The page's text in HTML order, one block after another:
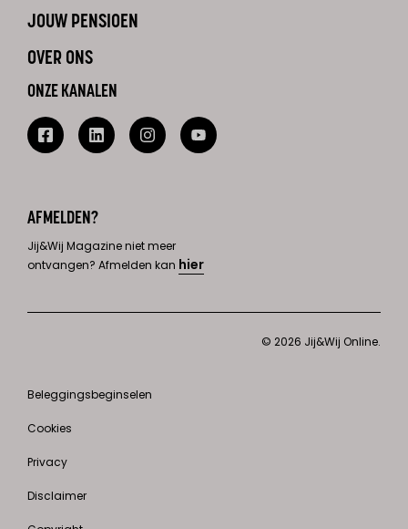
JOUW PENSIOEN
OVER ONS
ONZE KANALEN
AFMELDEN?
Jij&Wij Magazine niet meer
ontvangen? Afmelden kan hier
© 2026 Jij&Wij Online.
Beleggingsbeginselen
Cookies
Privacy
Disclaimer